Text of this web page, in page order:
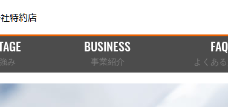
み
BUSINESS
事業紹介
FAQ
よくある